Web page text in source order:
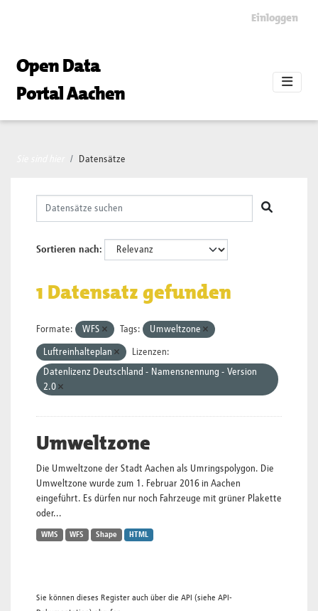
Einloggen
Open Data
Portal Aachen
Datensätze
Sortieren nach
1 Datensatz gefunden
Formate: WFS Tags: Umweltzone
Luftreinhalteplan
Lizenzen:
Datenlizenz Deutschland - Namensnennung - Version
2.0
Umweltzone
Die Umweltzone der Stadt Aachen als Umringspolygon. Die
Umweltzone wurde zum 1. Februar 2016 in Aachen
eingeführt. Es dürfen nur noch Fahrzeuge mit grüner Plakette
oder...
WMS WFS Shape HTML
Sie können dieses Register auch über die API (siehe API-